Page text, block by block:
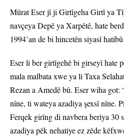
Mûrat Eser jî ji Girtîgeha Girtî ya
navçeya Depê ya Xarpêtê, hate
1994’an de bi hincetên siyasî
Eser li ber girtîgehê bi girseyî hate
mala malbata xwe ya li Taxa
Rezan a Amedê bû. Eser wiha got:
nîne, ti wateya azadiya şexsî nîne.
Ferqek girîng di navbera beriya 30
azadiya pêk nehatiye ez zêde